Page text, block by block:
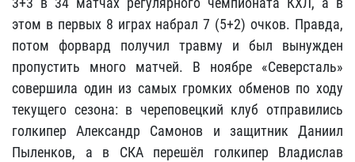
этом в первых 8 играх набрал 7 (5+2) очков. Правда,
потом форвард получил травму и был вынужден
пропустить много матчей. В ноябре «Северсталь»
совершила один из самых громких обменов по ходу
текущего сезона: в череповецкий клуб отправились
голкипер Александр Самонов и защитник Даниил
Пыленков, а в СКА перешёл голкипер Владислав